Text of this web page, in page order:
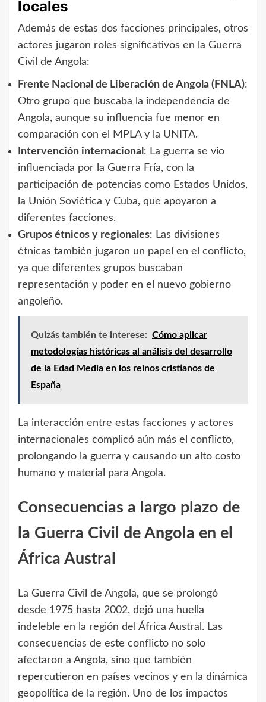
locales
Además de estas dos facciones principales, otros
actores jugaron roles significativos en la Guerra
Civil de Angola:
Frente Nacional de Liberación de Angola (FNLA):
Otro grupo que buscaba la independencia de
Angola, aunque su influencia fue menor en
comparación con el MPLA y la UNITA.
Intervención internacional : La guerra se vio
influenciada por la Guerra Fría, con la
participación de potencias como Estados Unidos,
la Unión Soviética y Cuba, que apoyaron a
diferentes facciones.
Grupos étnicos y regionales: Las divisiones
étnicas también jugaron un papel en el conflicto,
ya que diferentes grupos buscaban
representación y poder en el nuevo gobierno
angoleño.
Quizás también te interese: Cómo aplicar
metodologías históricas al análisis del desarrollo
de la Edad Media en los reinos cristianos de
España
La interacción entre estas facciones y actores
internacionales complicó aún más el conflicto,
prolongando la guerra y causando un alto costo
humano y material para Angola.
Consecuencias a largo plazo de
la Guerra Civil de Angola en el
África Austral
La Guerra Civil de Angola, que se prolongó
desde 1975 hasta 2002, dejó una huella
indeleble en la región del África Austral. Las
consecuencias de este conflicto no solo
afectaron a Angola, sino que también
repercutieron en países vecinos y en la dinámica
geopolítica de la región. Uno de los impactos